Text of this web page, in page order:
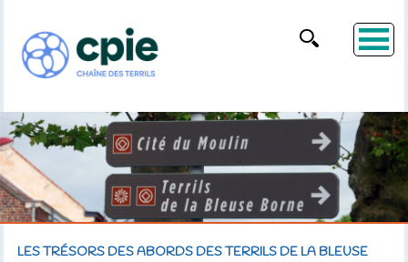
LES TRÉSORS DES ABORDS DES TERRILS DE LA BLEUSE